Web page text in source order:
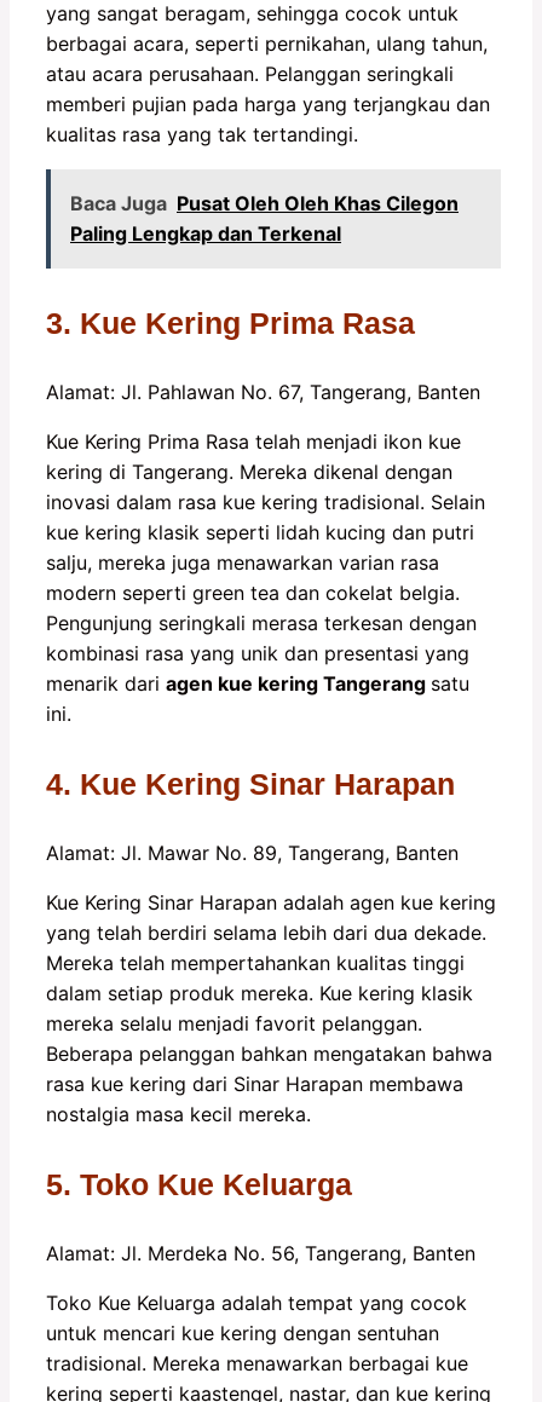
yang sangat beragam, sehingga cocok untuk
berbagai acara, seperti pernikahan, ulang tahun,
atau acara perusahaan. Pelanggan seringkali
memberi pujian pada harga yang terjangkau dan
kualitas rasa yang tak tertandingi.
Baca Juga Pusat Oleh Oleh Khas Cilegon
Paling Lengkap dan Terkenal
3. Kue Kering Prima Rasa
Alamat: Jl. Pahlawan No. 67, Tangerang, Banten
Kue Kering Prima Rasa telah menjadi ikon kue
kering di Tangerang. Mereka dikenal dengan
inovasi dalam rasa kue kering tradisional. Selain
kue kering klasik seperti lidah kucing dan putri
salju, mereka juga menawarkan varian rasa
modern seperti green tea dan cokelat belgia.
Pengunjung seringkali merasa terkesan dengan
kombinasi rasa yang unik dan presentasi yang
menarik dari agen kue kering Tangerang satu
ini.
4. Kue Kering Sinar Harapan
Alamat: Jl. Mawar No. 89, Tangerang, Banten
Kue Kering Sinar Harapan adalah agen kue kering
yang telah berdiri selama lebih dari dua dekade.
Mereka telah mempertahankan kualitas tinggi
dalam setiap produk mereka. Kue kering klasik
mereka selalu menjadi favorit pelanggan.
Beberapa pelanggan bahkan mengatakan bahwa
rasa kue kering dari Sinar Harapan membawa
nostalgia masa kecil mereka.
5. Toko Kue Keluarga
Alamat: Jl. Merdeka No. 56, Tangerang, Banten
Toko Kue Keluarga adalah tempat yang cocok
untuk mencari kue kering dengan sentuhan
tradisional. Mereka menawarkan berbagai kue
kering seperti kaastengel, nastar, dan kue kering